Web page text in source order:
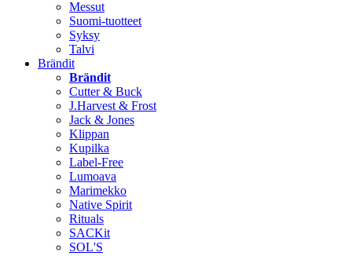
Messut
Suomi-tuotteet
Syksy
Talvi
Brändit
Brändit
Cutter & Buck
J.Harvest & Frost
Jack & Jones
Klippan
Kupilka
Label-Free
Lumoava
Marimekko
Native Spirit
Rituals
SACKit
SOL'S